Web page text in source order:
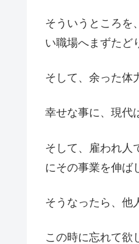
そういうところを
い職場へまずたど
そして、余った体
幸せな事に、現代
そして、雇われ人
にその事業を伸ば
そうなったら、他
この時に忘れて欲